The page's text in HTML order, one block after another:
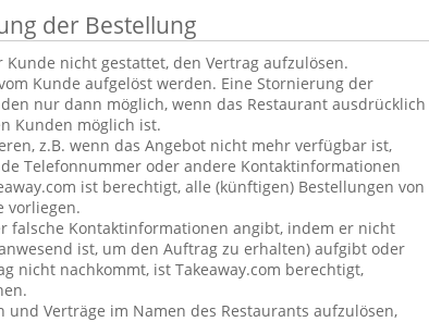
der Bestellung
nicht gestattet, den Vertrag aufzulösen.
Kunde aufgelöst werden. Eine Stornierung der
nur dann möglich, wenn das Restaurant ausdrücklich
Kunden möglich ist.
z.B. wenn das Angebot nicht mehr verfügbar ist,
Telefonnummer oder andere Kontaktinformationen
ist berechtigt, alle (künftigen) Bestellungen von
vorliegen.
falsche Kontaktinformationen angibt, indem er nicht
ist, um den Auftrag zu erhalten) aufgibt oder
nicht nachkommt, ist Takeaway.com berechtigt,
Verträge im Namen des Restaurants aufzulösen,